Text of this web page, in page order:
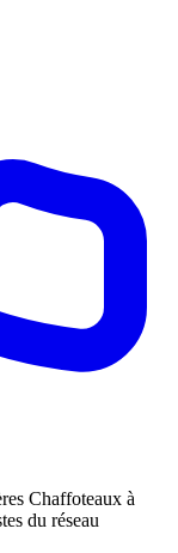
Chaffoteaux à
du réseau